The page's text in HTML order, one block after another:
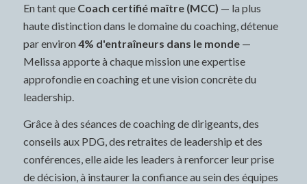
En tant que Coach certifié maître (MCC) — la plus
haute distinction dans le domaine du coaching, détenue
par environ 4% d'entraîneurs dans le monde—
Melissa apporte à chaque mission une expertise
approfondie en coaching et une vision concrète du
leadership.
Grâce à des séances de coaching de dirigeants, des
conseils aux PDG, des retraites de leadership et des
conférences, elle aide les leaders à renforcer leur prise
de décision, à instaurer la confiance au sein des équipes